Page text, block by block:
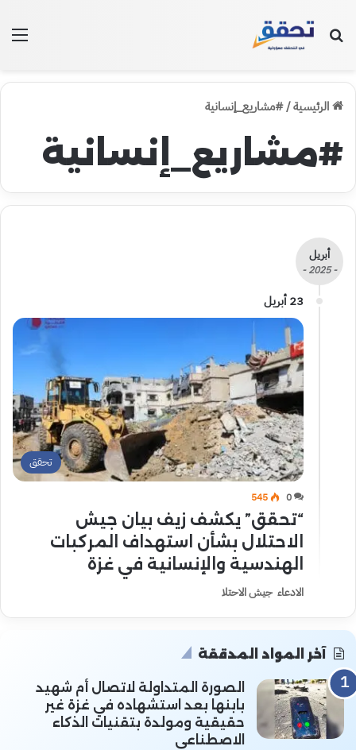
بحث عن
الرئيسية/#مشاريع_إنسانية
#مشاريع_إنسانية
أبريل
- 2025 -
23 أبريل
تحقق
0
545
“تحقق” يكشف زيف بيان جيش
الاحتلال بشأن استهداف المركبات
الهندسية والإنسانية في غزة
الادعاء جيش الاحتلا
آخر المواد المدققة
الصورة المتداولة لاتصال أم شهيد
بابنها بعد استشهاده في غزة غير
حقيقية ومولدة بتقنيات الذكاء
الاصطناعي